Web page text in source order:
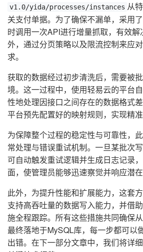
v1.0/yida/processes/instances 从
关支付单据。为了确保不漏单，采用
时调用一次API进行增量抓取，有效
外，通过分页策略以及限流控制来应
求。
获取的数据经过初步清洗后，需要被
境。这一过程中，使用轻易云的平台
性地处理因接口之间存在的数据格式
平台预先配置好的映射规则，实现精准
为保障整个过程的稳定性与可靠性，
常处理与错误重试机制。一旦某批次
可自动触发重试逻辑并生成日志记录
面，使管理员能够迅速察觉并响应潜在
此外，为提升性能和扩展能力，这套
支持高吞吐量的数据写入能力，并借
施全程跟踪。所有这些措施共同确保
最终落地于MySQL库，每一步都可以
出错。在下一部分文章中，我们将详